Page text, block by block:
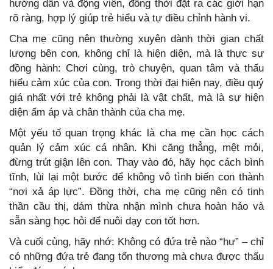
hướng dẫn và động viên, đồng thời đặt ra các giới hạn
rõ ràng, hợp lý giúp trẻ hiểu và tự điều chỉnh hành vi.
Cha mẹ cũng nên thường xuyên dành thời gian chất
lượng bên con, không chỉ là hiện diện, mà là thực sự
đồng hành: Chơi cùng, trò chuyện, quan tâm và thấu
hiểu cảm xúc của con. Trong thời đại hiện nay, điều quý
giá nhất với trẻ không phải là vật chất, mà là sự hiện
diện ấm áp và chân thành của cha mẹ.
Một yếu tố quan trọng khác là cha mẹ cần học cách
quản lý cảm xúc cá nhân. Khi căng thẳng, mệt mỏi,
đừng trút giận lên con. Thay vào đó, hãy học cách bình
tĩnh, lùi lại một bước để không vô tình biến con thành
“nơi xả áp lực”. Đồng thời, cha mẹ cũng nên có tinh
thần cầu thị, dám thừa nhận mình chưa hoàn hảo và
sẵn sàng học hỏi để nuôi dạy con tốt hơn.
Và cuối cùng, hãy nhớ: Không có đứa trẻ nào “hư” – chỉ
có những đứa trẻ đang tổn thương mà chưa được thấu